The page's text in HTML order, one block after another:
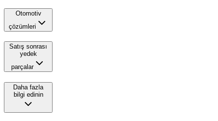
Otomotiv
çözümleri
Satış sonrası
yedek
parçalar
Daha fazla
bilgi edinin